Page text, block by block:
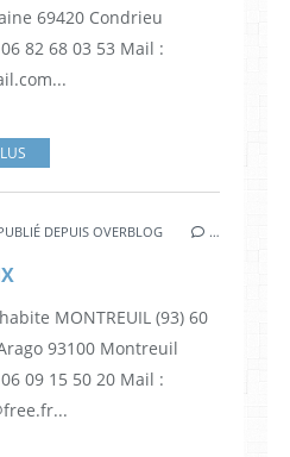
69420 Condrieu
06 82 68 03 53 Mail :
DEPUIS OVERBLOG …
MONTREUIL (93) 60
93100 Montreuil
06 09 15 50 20 Mail :